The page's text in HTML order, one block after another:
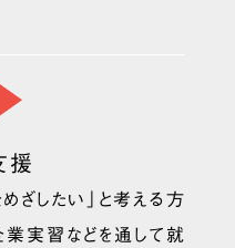
援
ざしたい」と考える方
業実習などを通して就